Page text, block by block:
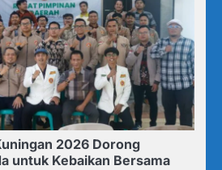
2026 Dorong
untuk Kebaikan Bersama